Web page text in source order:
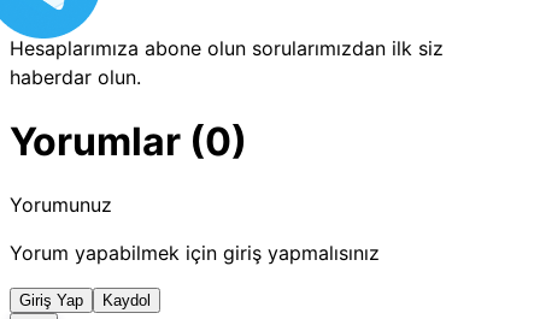
Hesaplarımıza abone olun sorularımızdan ilk siz
haberdar olun.
Yorumlar (0)
Yorumunuz
Yorum yapabilmek için giriş yapmalısınız
Giriş Yap Kaydol